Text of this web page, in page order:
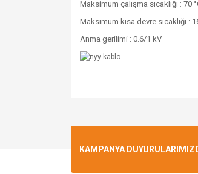
Maksimum çalışma sıcaklığı : 70
Maksimum kısa devre sıcaklığı :
Anma gerilimi : 0.6/1 kV
KAMPANYA